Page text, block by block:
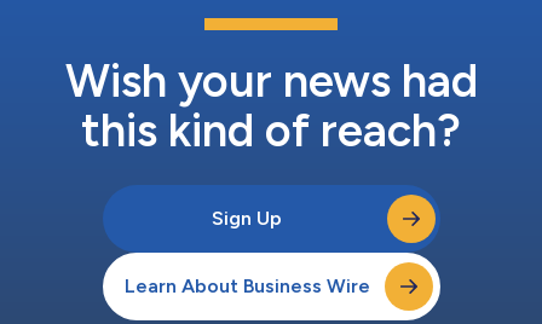
Wish your news had
this kind of reach?
Sign Up
Learn About Business Wire